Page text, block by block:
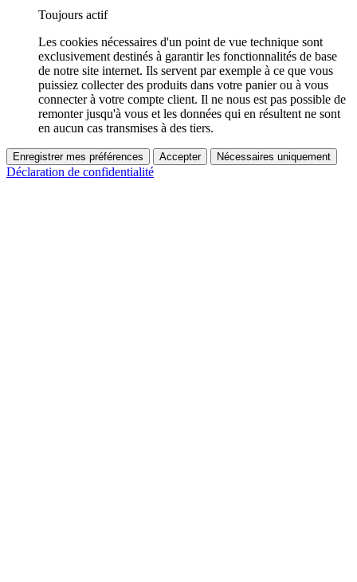
Toujours actif
Les cookies nécessaires d'un point de vue technique sont
exclusivement destinés à garantir les fonctionnalités de base
de notre site internet. Ils servent par exemple à ce que vous
puissiez collecter des produits dans votre panier ou à vous
connecter à votre compte client. Il ne nous est pas possible de
remonter jusqu'à vous et les données qui en résultent ne sont
en aucun cas transmises à des tiers.
Enregistrer mes préférences Accepter Nécessaires uniquement
Déclaration de confidentialité